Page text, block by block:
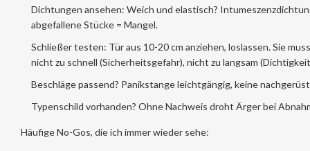
Dichtungen ansehen: Weich und elastisch?
abgefallene Stücke = Mangel.
Schließer testen: Tür aus 10-20 cm anziehen, loslassen. Sie
nicht zu schnell (Sicherheitsgefahr), nicht zu langsam
Beschläge passend? Panikstange leichtgängig, keine
Typenschild vorhanden? Ohne Nachweis droht Ärger bei
Häufige No-Gos, die ich immer wieder sehe: